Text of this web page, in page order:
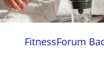
FitnessForum